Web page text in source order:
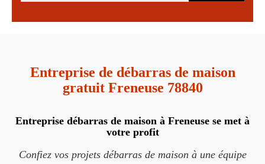
Entreprise de débarras de maison
gratuit Freneuse 78840
Entreprise débarras de maison à Freneuse se met à
votre profit
Confiez vos projets débarras de maison à une équipe